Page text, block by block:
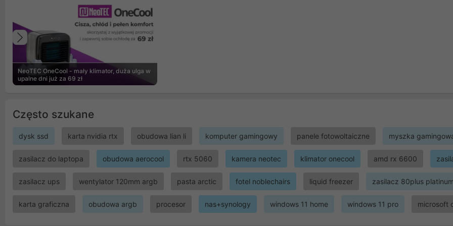
NeoTEC OneCool - mały klimator, duża ulga w
upalne dni już za 69 zł
Poprzedni
Często szukane
dysk ssd karta nvidia rtx obudowa lian li komputer gamingowy panele fotowoltaiczne myszka
zasilacz do laptopa obudowa aerocool rtx 5060 kamera neotec klimator onecool amd rx 6600
zasilacz ups wentylator 120mm argb pasta arctic fotel noblechairs liquid freezer zasilacz 80plus platinum
karta graficzna obudowa argb procesor nas+synology windows 11 home windows 11 pro microsoft